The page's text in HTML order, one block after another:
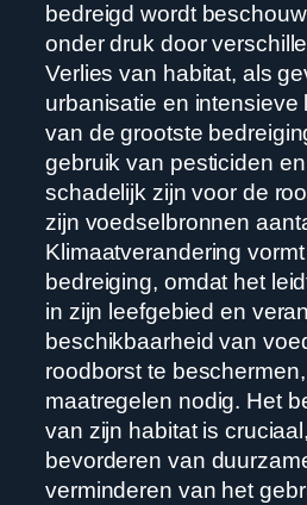
bedreigd wordt
onder druk door
Verlies van habitat, als
urbanisatie en intensieve
van de grootste
gebruik van pesticiden
schadelijk zijn voor de
zijn voedselbronnen
Klimaatverandering
bedreiging, omdat het
in zijn leefgebied en
beschikbaarheid van
roodborst te
maatregelen nodig. Het
van zijn habitat is
bevorderen van
verminderen van het